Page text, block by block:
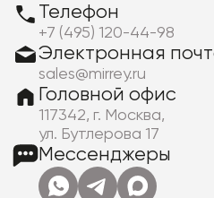
Телефон
+7 (495) 120-44-98
Электронная
sales@mirrey.ru
Головной офис
117342, г. Москва,
ул. Бутлерова 17
Мессенджеры